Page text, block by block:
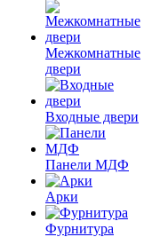
Межкомнатные
двери
Входные двери
Панели МДФ
Арки
Фурнитура